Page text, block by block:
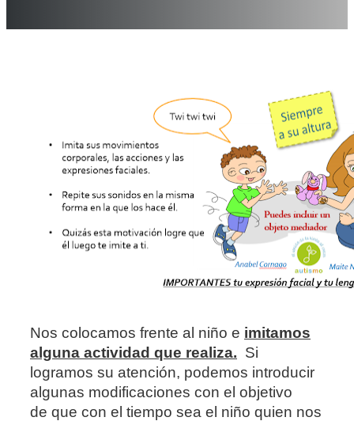
Nos colocamos frente al niño e imitamos
alguna actividad que realiza. Si
logramos su atención, podemos introducir
algunas modificaciones con el objetivo
de que con el tiempo sea el niño quien nos